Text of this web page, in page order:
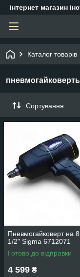
інтернет магазин
Каталог товарів
Сортування
Пневмогайковерт на
1/2" Sigma 6712071
Готово до відправки
4 599 ₴